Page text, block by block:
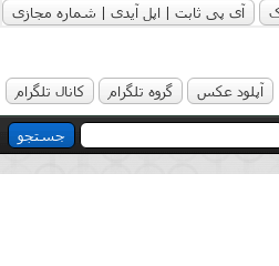
آی پی ثابت | اپل آیدی | شماره مجازی
آپلود عکس گروه تلگرام کانال تلگرام